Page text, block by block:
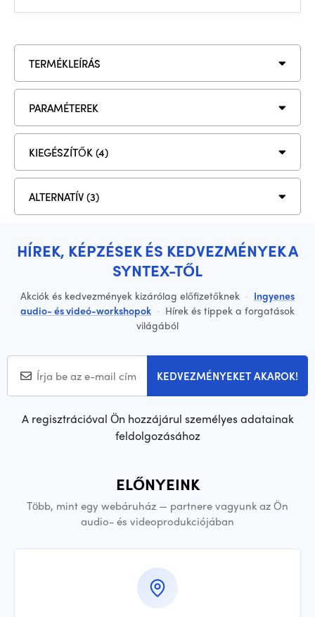
TERMÉKLEÍRÁS
PARAMÉTEREK
KIEGÉSZÍTŐK (4)
ALTERNATÍV (3)
HÍREK, KÉPZÉSEK ÉS KEDVEZMÉNYEK A
SYNTEX-TŐL
Akciók és kedvezmények kizárólag előfizetőknek · Ingyenes
audio- és videó-workshopok · Hírek és tippek a forgatások
világából
KEDVEZMÉNYEKET AKAROK!
A regisztrációval Ön hozzájárul személyes adatainak
feldolgozásához
ELŐNYEINK
Több, mint egy webáruház — partnere vagyunk az Ön
audio- és videoprodukciójában